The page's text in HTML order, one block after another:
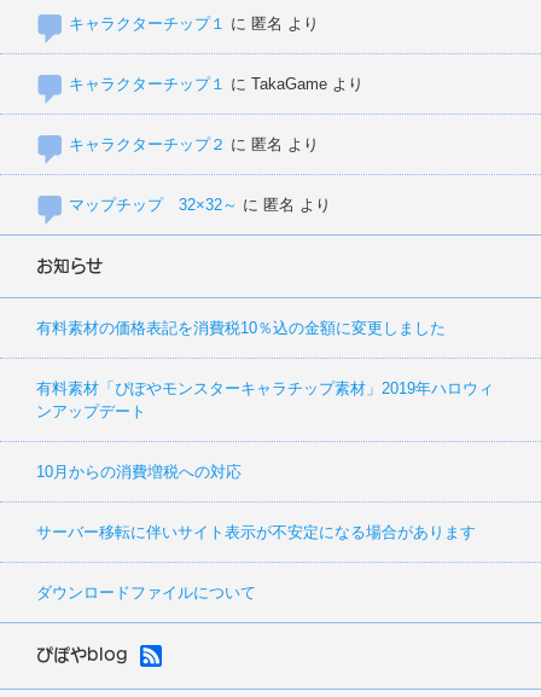
キャラクターチップ１ に 匿名 より
キャラクターチップ１ に TakaGame より
キャラクターチップ２ に 匿名 より
マップチップ 32×32～ に 匿名 より
お知らせ
有料素材の価格表記を消費税10％込の金額に変更しました
有料素材「ぴぽやモンスターキャラチップ素材」2019年ハロウィ
ンアップデート
10月からの消費増税への対応
サーバー移転に伴いサイト表示が不安定になる場合があります
ダウンロードファイルについて
ぴぽやblog